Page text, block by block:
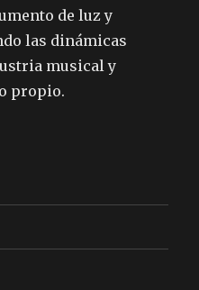
de luz y
las dinámicas
musical y
propio.